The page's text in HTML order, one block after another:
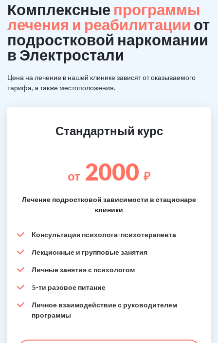
Комплексные программы
лечения и реабилитации от
подростковой наркомании
в Электростали
Цена на лечение в нашей клинике зависят от оказываемого
тарифа, а также местоположения.
Стандартный курс
от 2000 ₽
Лечение подростковой зависимости в стационаре
клиники
Консультация психолога-психотерапевта
Лекционные и групповые занятия
Личные занятия с психологом
5-ти разовое питание
Личное взаимодействие с руководителем
программы